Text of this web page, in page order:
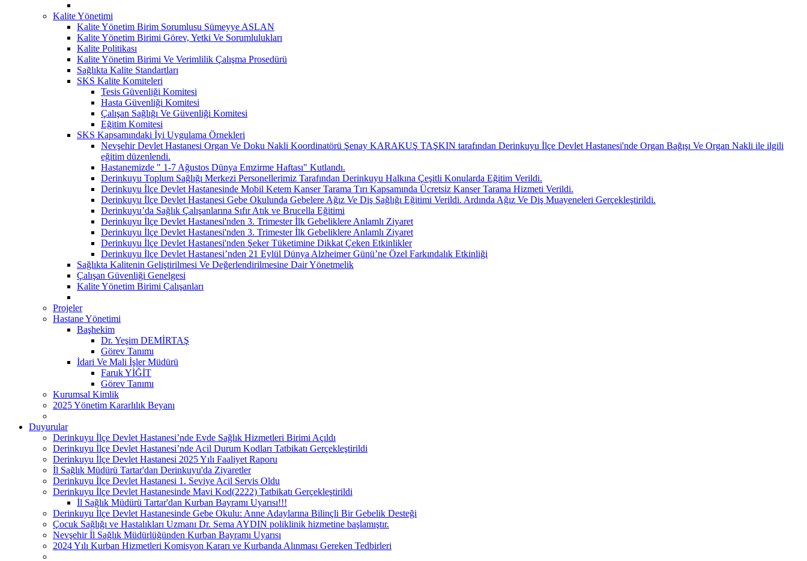
Kalite Yönetimi
Kalite Yönetim Birim Sorumlusu Sümeyye ASLAN
Kalite Yönetim Birimi Görev, Yetki Ve Sorumlulukları
Kalite Politikası
Kalite Yönetim Birimi Ve Verimlilik Çalışma Prosedürü
Sağlıkta Kalite Standartları
SKS Kalite Komiteleri
Tesis Güvenliği Komitesi
Hasta Güvenliği Komitesi
Çalışan Sağlığı Ve Güvenliği Komitesi
Eğitim Komitesi
SKS Kapsamındaki İyi Uygulama Örnekleri
Nevşehir Devlet Hastanesi Organ Ve Doku Nakli Koordinatörü Şenay KARAKUŞ TAŞKIN tarafından Derinkuyu İlçe Devlet Hastanesi'nde Organ Bağışı Ve Organ Nakli ile ilgili
eğitim düzenlendi.
Hastanemizde " 1-7 Ağustos Dünya Emzirme Haftası" Kutlandı.
Derinkuyu Toplum Sağlığı Merkezi Personellerimiz Tarafından Derinkuyu Halkına Çeşitli Konularda Eğitim Verildi.
Derinkuyu İlçe Devlet Hastanesinde Mobil Ketem Kanser Tarama Tırı Kapsamında Ücretsiz Kanser Tarama Hizmeti Verildi.
Derinkuyu İlçe Devlet Hastanesi Gebe Okulunda Gebelere Ağız Ve Diş Sağlığı Eğitimi Verildi. Ardında Ağız Ve Diş Muayeneleri Gerçekleştirildi.
Derinkuyu’da Sağlık Çalışanlarına Sıfır Atık ve Brucella Eğitimi
Derinkuyu İlçe Devlet Hastanesi'nden 3. Trimester İlk Gebeliklere Anlamlı Ziyaret
Derinkuyu İlçe Devlet Hastanesi'nden 3. Trimester İlk Gebeliklere Anlamlı Ziyaret
Derinkuyu İlçe Devlet Hastanesi'nden Şeker Tüketimine Dikkat Çeken Etkinlikler
Derinkuyu İlçe Devlet Hastanesi’nden 21 Eylül Dünya Alzheimer Günü’ne Özel Farkındalık Etkinliği
Sağlıkta Kalitenin Geliştirilmesi Ve Değerlendirilmesine Dair Yönetmelik
Çalışan Güvenliği Genelgesi
Kalite Yönetim Birimi Çalışanları
Projeler
Hastane Yönetimi
Başhekim
Dr. Yeşim DEMİRTAŞ
Görev Tanımı
İdari Ve Mali İşler Müdürü
Faruk YİĞİT
Görev Tanımı
Kurumsal Kimlik
2025 Yönetim Kararlılık Beyanı
Duyurular
Derinkuyu İlçe Devlet Hastanesi’nde Evde Sağlık Hizmetleri Birimi Açıldı
Derinkuyu İlçe Devlet Hastanesi’nde Acil Durum Kodları Tatbikatı Gerçekleştirildi
Derinkuyu İlçe Devlet Hastanesi 2025 Yılı Faaliyet Raporu
İl Sağlık Müdürü Tartar'dan Derinkuyu'da Ziyaretler
Derinkuyu İlçe Devlet Hastanesi 1. Seviye Acil Servis Oldu
Derinkuyu İlçe Devlet Hastanesinde Mavi Kod(2222) Tatbikatı Gerçekleştirildi
İl Sağlık Müdürü Tartar'dan Kurban Bayramı Uyarısı!!!
Derinkuyu İlçe Devlet Hastanesinde Gebe Okulu: Anne Adaylarına Bilinçli Bir Gebelik Desteği
Çocuk Sağlığı ve Hastalıkları Uzmanı Dr. Sema AYDIN poliklinik hizmetine başlamıştır.
Nevşehir İl Sağlık Müdürlüğünden Kurban Bayramı Uyarısı
2024 Yılı Kurban Hizmetleri Komisyon Kararı ve Kurbanda Alınması Gereken Tedbirleri